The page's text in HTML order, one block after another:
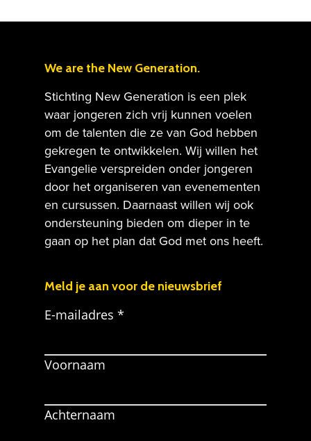
We are the New Generation.
Stichting New Generation is een plek
waar jongeren zich vrij kunnen voelen
om de talenten die ze van God hebben
gekregen te ontwikkelen. Wij willen het
Evangelie verspreiden onder jongeren
door het organiseren van evenementen
en cursussen. Daarnaast willen wij ook
ondersteuning bieden om dieper in te
gaan op het plan dat God met ons heeft.
Meld je aan voor de nieuwsbrief
E-mailadres *
Voornaam
Achternaam
Home
Meebouwen